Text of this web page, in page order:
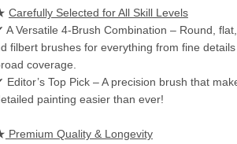
Carefully Selected for All Skill Levels
A Versatile 4-Brush Combination – Round,
filbert brushes for everything from fine
coverage.
Editor’s Top Pick – A precision brush that
painting easier than ever!
Premium Quality & Longevity